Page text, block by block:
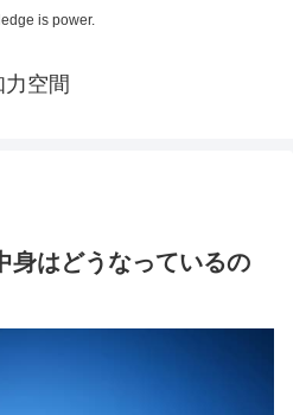
is power.
力空間
身はどうなっているの